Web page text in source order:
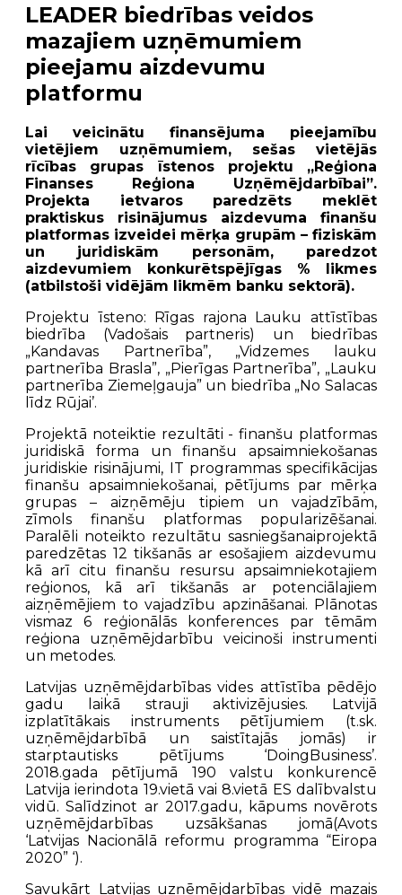
LEADER biedrības veidos
mazajiem uzņēmumiem
pieejamu aizdevumu
platformu
Lai veicinātu finansējuma pieejamību
vietējiem uzņēmumiem, sešas vietējās
rīcības grupas īstenos projektu „Reģiona
Finanses Reģiona Uzņēmējdarbībai”.
Projekta ietvaros paredzēts meklēt
praktiskus risinājumus aizdevuma finanšu
platformas izveidei mērķa grupām – fiziskām
un juridiskām personām, paredzot
aizdevumiem konkurētspējīgas % likmes
(atbilstoši vidējām likmēm banku sektorā).
Projektu īsteno: Rīgas rajona Lauku attīstības
biedrība (Vadošais partneris) un biedrības
„Kandavas Partnerība”, „Vidzemes lauku
partnerība Brasla”, „Pierīgas Partnerība”, „Lauku
partnerība Ziemeļgauja” un biedrība „No Salacas
līdz Rūjai’.
Projektā noteiktie rezultāti - finanšu platformas
juridiskā forma un finanšu apsaimniekošanas
juridiskie risinājumi, IT programmas specifikācijas
finanšu apsaimniekošanai, pētījums par mērķa
grupas – aizņēmēju tipiem un vajadzībām,
zīmols finanšu platformas popularizēšanai.
Paralēli noteikto rezultātu sasniegšanaiprojektā
paredzētas 12 tikšanās ar esošajiem aizdevumu
kā arī citu finanšu resursu apsaimniekotajiem
reģionos, kā arī tikšanās ar potenciālajiem
aizņēmējiem to vajadzību apzināšanai. Plānotas
vismaz 6 reģionālās konferences par tēmām
reģiona uzņēmējdarbību veicinoši instrumenti
un metodes.
Latvijas uzņēmējdarbības vides attīstība pēdējo
gadu laikā strauji aktivizējusies. Latvijā
izplatītākais instruments pētījumiem (t.sk.
uzņēmējdarbībā un saistītajās jomās) ir
starptautisks pētījums ‘DoingBusiness’.
2018.gada pētījumā 190 valstu konkurencē
Latvija ierindota 19.vietā vai 8.vietā ES dalībvalstu
vidū. Salīdzinot ar 2017.gadu, kāpums novērots
uzņēmējdarbības uzsākšanas jomā(Avots
‘Latvijas Nacionālā reformu programma “Eiropa
2020” ‘).
Savukārt Latvijas uzņēmējdarbības vidē mazais